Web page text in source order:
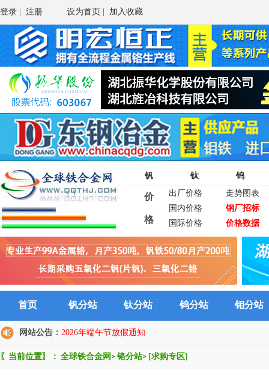
登录 注册 设为首页 加入收藏
钒 钛 钨
价
格
出厂价格
走势图表
国内价格
钢厂招标
国际价格
价格数据
首页 钒分站 钛分站 钨分站 钼分站
网站公告： 2026年端午节放假通知
〖当前位置〗： 全球铁合金网 > 铬分站> [求购专区]